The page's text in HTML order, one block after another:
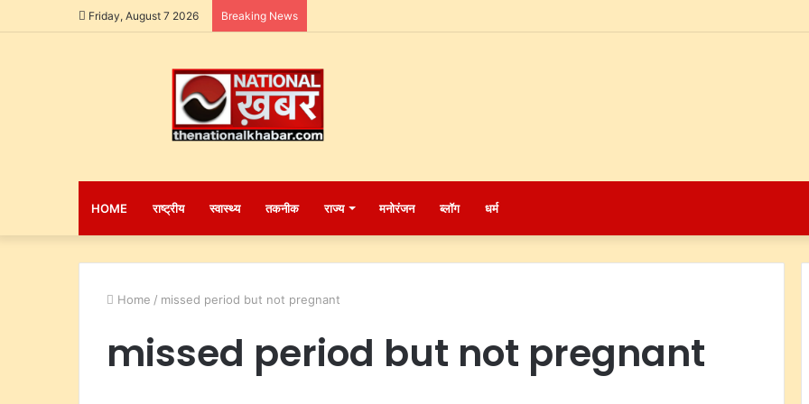
Friday, August 7 2026 Breaking News
HOME राष्ट्रीय स्वास्थ्य तकनीक राज्य मनोरंजन ब्लॉग धर्म
Home / missed period but not pregnant
missed period but not pregnant